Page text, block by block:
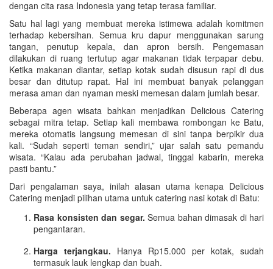
dengan cita rasa Indonesia yang tetap terasa familiar.
Satu hal lagi yang membuat mereka istimewa adalah komitmen
terhadap kebersihan. Semua kru dapur menggunakan sarung
tangan, penutup kepala, dan apron bersih. Pengemasan
dilakukan di ruang tertutup agar makanan tidak terpapar debu.
Ketika makanan diantar, setiap kotak sudah disusun rapi di dus
besar dan ditutup rapat. Hal ini membuat banyak pelanggan
merasa aman dan nyaman meski memesan dalam jumlah besar.
Beberapa agen wisata bahkan menjadikan Delicious Catering
sebagai mitra tetap. Setiap kali membawa rombongan ke Batu,
mereka otomatis langsung memesan di sini tanpa berpikir dua
kali. “Sudah seperti teman sendiri,” ujar salah satu pemandu
wisata. “Kalau ada perubahan jadwal, tinggal kabarin, mereka
pasti bantu.”
Dari pengalaman saya, inilah alasan utama kenapa Delicious
Catering menjadi pilihan utama untuk catering nasi kotak di Batu:
Rasa konsisten dan segar. Semua bahan dimasak di hari
pengantaran.
Harga terjangkau. Hanya Rp15.000 per kotak, sudah
termasuk lauk lengkap dan buah.